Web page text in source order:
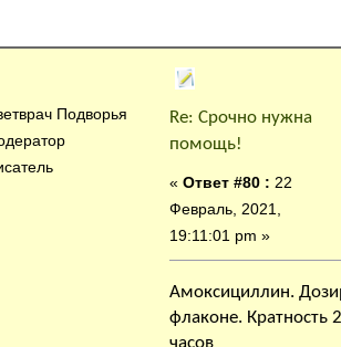
Подворья
Re: Срочно нужна
помощь!
« Ответ #80 : 22
Февраль, 2021,
19:11:01 pm »
Амоксициллин.
флаконе. Кратность
часов